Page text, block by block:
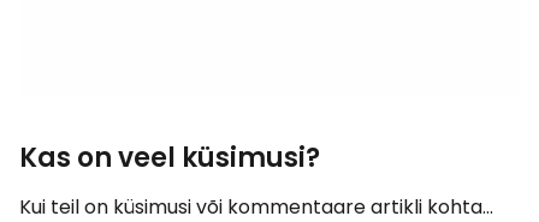
Kas on veel küsimusi?
Kui teil on küsimusi või kommentaare artikli kohta...